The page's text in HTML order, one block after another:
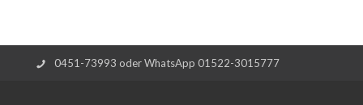
0451-73993 oder WhatsApp 01522-3015777